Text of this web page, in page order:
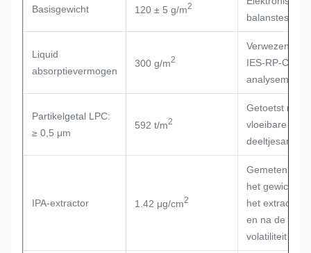
Basisgewicht 120 ± 5 g/m2
balanstest
Liquid
absorptievermogen
300 g/m2
Verwezen
IES-RP-
Partikelgetal LPC:
≥ 0,5 μm
592 t/m2
Getoetst met
vloeibare
IPA-extractor 1.42 μg/cm2
Gemeten door
het gewicht
het extract
en na de
volatiliteit